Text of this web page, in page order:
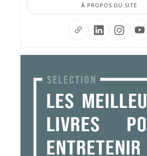
À PROPOS DU SITE